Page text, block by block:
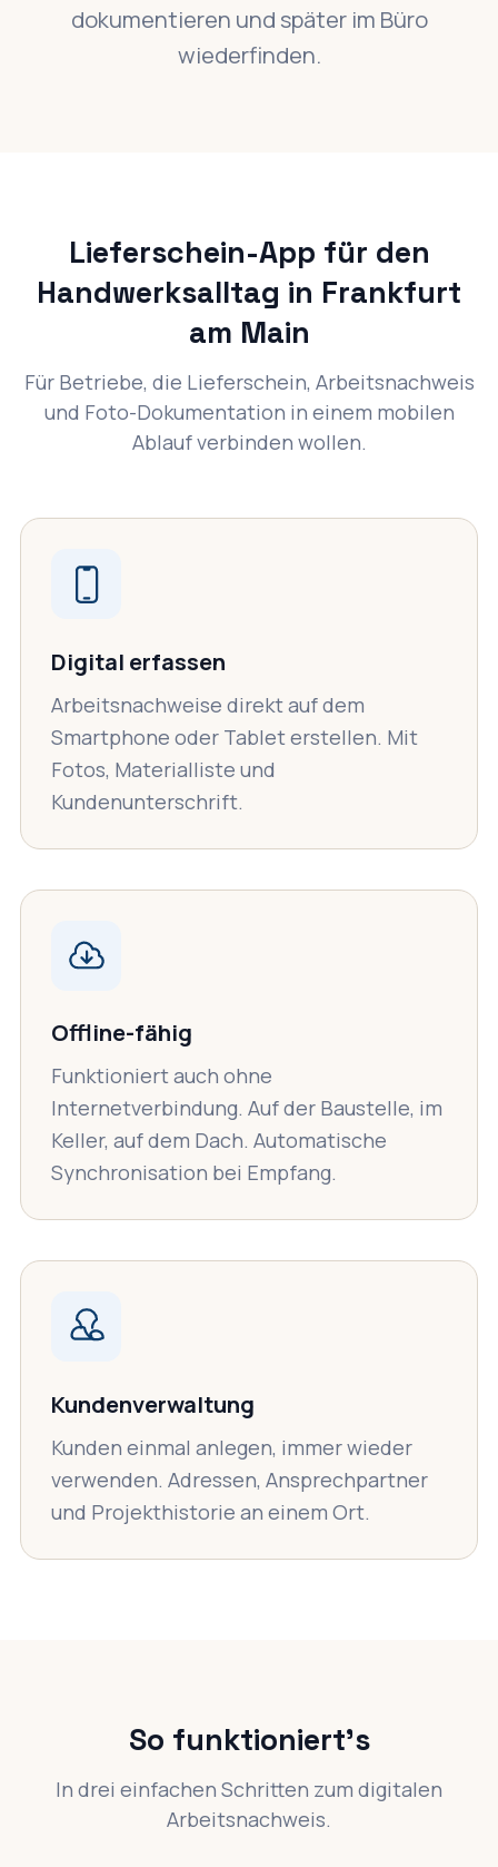
dokumentieren und später im Büro
wiederfinden.
Lieferschein-App für den
Handwerksalltag in Frankfurt
am Main
Für Betriebe, die Lieferschein, Arbeitsnachweis
und Foto-Dokumentation in einem mobilen
Ablauf verbinden wollen.
Digital erfassen
Arbeitsnachweise direkt auf dem
Smartphone oder Tablet erstellen. Mit
Fotos, Materialliste und
Kundenunterschrift.
Offline-fähig
Funktioniert auch ohne
Internetverbindung. Auf der Baustelle, im
Keller, auf dem Dach. Automatische
Synchronisation bei Empfang.
Kundenverwaltung
Kunden einmal anlegen, immer wieder
verwenden. Adressen, Ansprechpartner
und Projekthistorie an einem Ort.
So funktioniert's
In drei einfachen Schritten zum digitalen
Arbeitsnachweis.